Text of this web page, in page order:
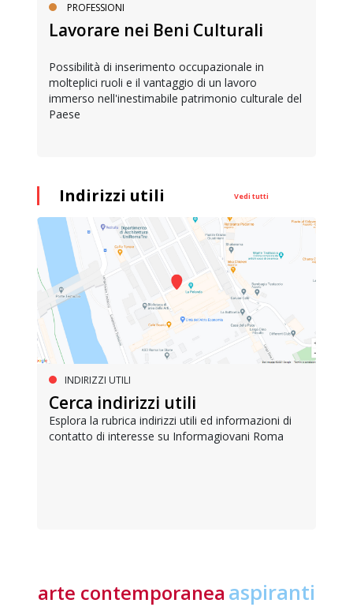
PROFESSIONI
Lavorare nei Beni Culturali
Possibilità di inserimento occupazionale in
molteplici ruoli e il vantaggio di un lavoro
immerso nell'inestimabile patrimonio culturale del
Paese
Indirizzi utili Vedi tutti
INDIRIZZI UTILI
Cerca indirizzi utili
Esplora la rubrica indirizzi utili ed informazioni di
contatto di interesse su Informagiovani Roma
arte contemporanea aspiranti